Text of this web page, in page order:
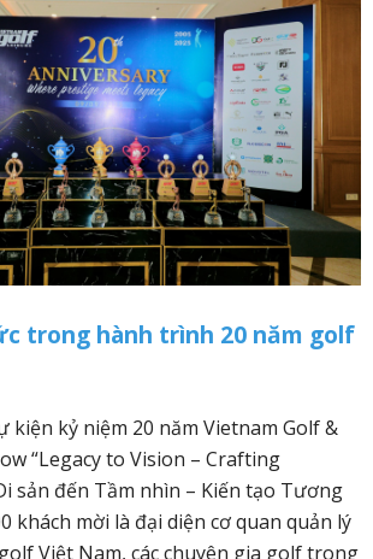
trong hành trình 20 năm golf
kiện kỷ niệm 20 năm Vietnam Golf &
“Legacy to Vision – Crafting
sản đến Tầm nhìn – Kiến tạo Tương
khách mời là đại diện cơ quan quản lý
Việt Nam, các chuyên gia golf trong